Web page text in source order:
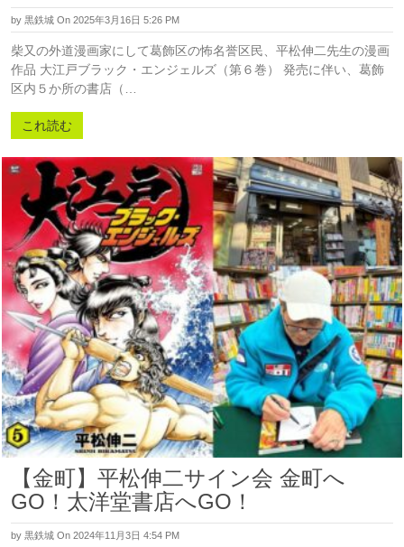
by 黒鉄城 On 2025年3月16日 5:26 PM
柴又の外道漫画家にして葛飾区の怖名誉区民、平松伸二先生の漫画
作品 大江戸ブラック・エンジェルズ（第６巻） 発売に伴い、葛飾
区内５か所の書店（…
これ読む
【金町】平松伸二サイン会 金町へ
GO！太洋堂書店へGO！
by 黒鉄城 On 2024年11月3日 4:54 PM